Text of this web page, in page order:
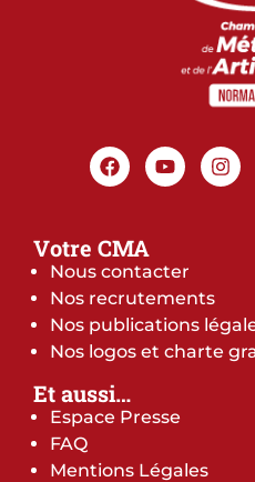
Votre CMA
Nous contacter
Nos recrutements
Nos publications
Nos logos et charte
Et aussi…
Espace Presse
FAQ
Mentions Légales